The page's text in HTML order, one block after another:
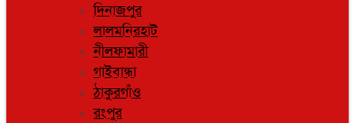
দিনাজপুর
লালমনিরহাট
নীলফামারী
গাইবান্ধা
ঠাকুরগাঁও
রংপুর